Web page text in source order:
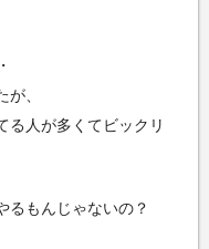
、
る人が多くてビックリ
るもんじゃないの？